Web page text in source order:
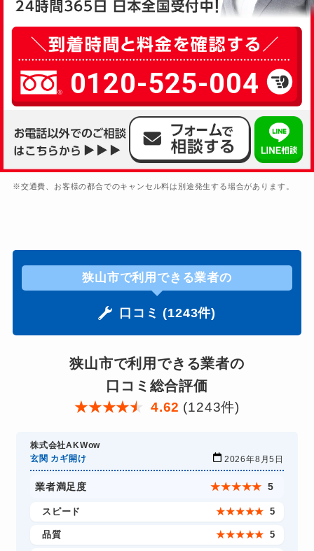
0120-525-004
※交通費、お客様の都合でのキャンセル料は別途発生する場合があります。
狭山市で利用できる業者の
口コミ (1243件)
狭山市で利用できる業者の
口コミ総合評価
★★★★★ 4.62 (1243件)
株式会社AKWow
玄関 カギ開け
2026年8月5日
業者満足度 ★★★★★ 5
スピード ★★★★★ 5
品質 ★★★★★ 5